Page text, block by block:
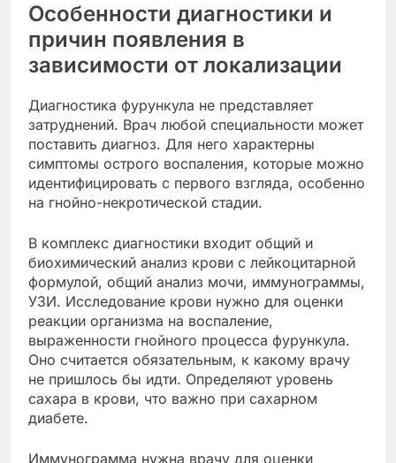
Особенности диагностики и
причин появления в
зависимости от локализации
Диагностика фурункула не представляет
затруднений. Врач любой специальности может
поставить диагноз. Для него характерны
симптомы острого воспаления, которые можно
идентифицировать с первого взгляда, особенно
на гнойно-некротической стадии.
В комплекс диагностики входит общий и
биохимический анализ крови с лейкоцитарной
формулой, общий анализ мочи, иммунограммы,
УЗИ. Исследование крови нужно для оценки
реакции организма на воспаление,
выраженности гнойного процесса фурункула.
Оно считается обязательным, к какому врачу
не пришлось бы идти. Определяют уровень
сахара в крови, что важно при сахарном
диабете.
Иммунограмма нужна врачу для оценки